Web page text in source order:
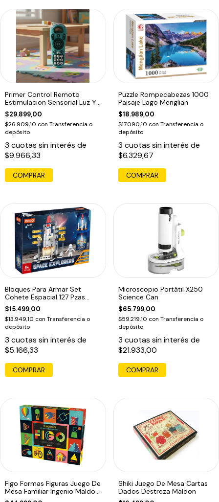
Primer Control Remoto
Estimulacion Sensorial Luz Y
Sonido Azul
$29.899,00
$26.909,10 con Transferencia o
depósito
3 cuotas sin interés de
$9.966,33
Puzzle Rompecabezas 1000
Paisaje Lago Menglian
$18.989,00
$17.090,10 con Transferencia o
depósito
3 cuotas sin interés de
$6.329,67
Bloques Para Armar Set
Cohete Espacial 127 Pzas
Cogo 127
$15.499,00
$13.949,10 con Transferencia o
depósito
3 cuotas sin interés de
$5.166,33
Microscopio Portátil X250
Science Can
$65.799,00
$59.219,10 con Transferencia o
depósito
3 cuotas sin interés de
$21.933,00
COMPRAR
Figo Formas Figuras Juego De
Mesa Familiar Ingenio Maldon
Ed
Shiki Juego De Mesa Cartas
Dados Destreza Maldon